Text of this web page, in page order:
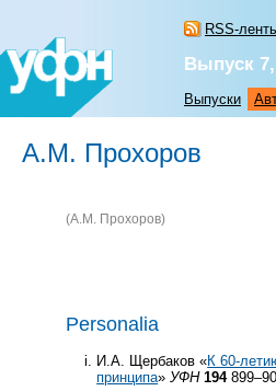
RSS-
Выпуск 7,
Выпуски
А.М. Прохоров
(А.М. Прохоров)
Personalia
И.А. Щербаков «К 60-
принципа»УФН 194